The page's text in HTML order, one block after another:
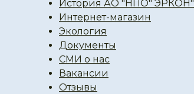
История АО "НПО" ЭРКОН"
Интернет-магазин
Экология
Документы
СМИ о нас
Вакансии
Отзывы